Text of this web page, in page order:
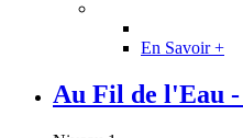
En Savoir +
Au Fil de l'Eau